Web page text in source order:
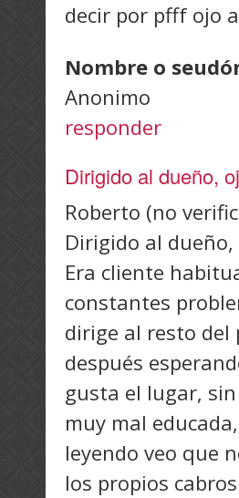
decir por pfff ojo
Nombre o
Anonimo
responder
Dirigido al dueño,
Roberto (no
Dirigido al
Era cliente
constantes
dirige al resto
después
gusta el lugar,
muy mal
leyendo veo que
los propios